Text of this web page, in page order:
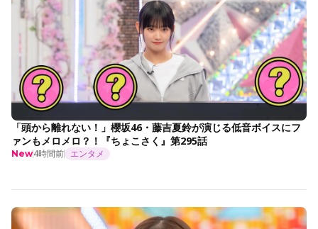
「頭から離れない！」櫻坂46・藤吉夏鈴が演じる低音ボイスにフ
ァンもメロメロ？！『ちょこさく』第295話
New4時間前 エンタメ